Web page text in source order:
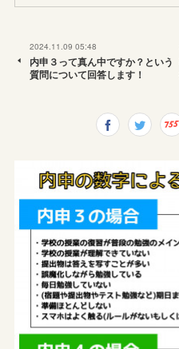
2024.11.09 05:48
内申３って真ん中ですか？という
質問について回答します！